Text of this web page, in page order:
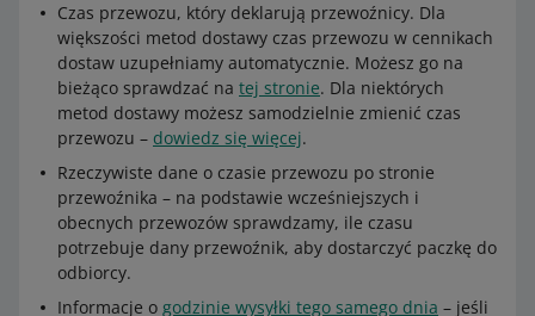
Czas przewozu, który deklarują przewoźnicy. Dla
większości metod dostawy czas przewozu w cennikach
dostaw uzupełniamy automatycznie. Możesz go na
bieżąco sprawdzać na tej stronie. Dla niektórych
metod dostawy możesz samodzielnie zmienić czas
przewozu – dowiedz się więcej.
Rzeczywiste dane o czasie przewozu po stronie
przewoźnika – na podstawie wcześniejszych i
obecnych przewozów sprawdzamy, ile czasu
potrzebuje dany przewoźnik, aby dostarczyć paczkę do
odbiorcy.
Informacje o godzinie wysyłki tego samego dnia – jeśli